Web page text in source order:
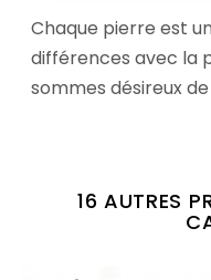
Chaque pierre est
différences avec la
sommes désireux
16 AUTRES